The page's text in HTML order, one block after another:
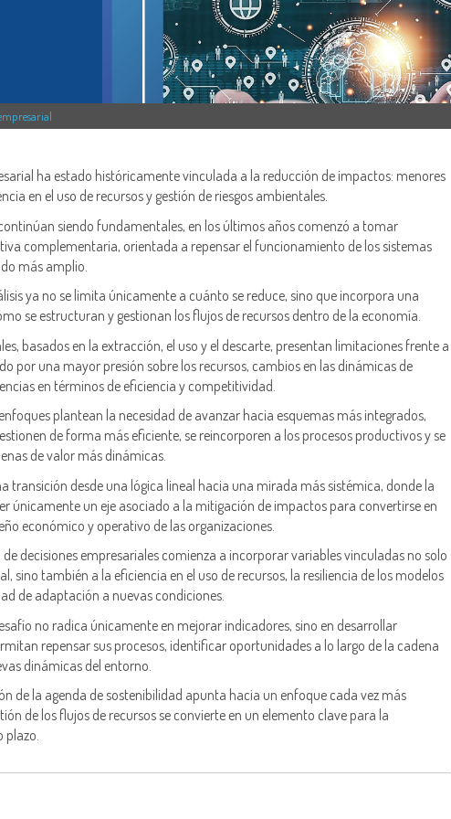
ha estado históricamente vinculada a la reducción de impactos: menores
en el uso de recursos y gestión de riesgos ambientales.
siendo fundamentales, en los últimos años comenzó a tomar
complementaria, orientada a repensar el funcionamiento de los sistemas
más amplio.
ya no se limita únicamente a cuánto se reduce, sino que incorpora una
se estructuran y gestionan los flujos de recursos dentro de la economía.
basados en la extracción, el uso y el descarte, presentan limitaciones frente a
por una mayor presión sobre los recursos, cambios en las dinámicas de
en términos de eficiencia y competitividad.
plantean la necesidad de avanzar hacia esquemas más integrados,
de forma más eficiente, se reincorporen a los procesos productivos y se
de valor más dinámicas.
transición desde una lógica lineal hacia una mirada más sistémica, donde la
únicamente un eje asociado a la mitigación de impactos para convertirse en
económico y operativo de las organizaciones.
decisiones empresariales comienza a incorporar variables vinculadas no solo
sino también a la eficiencia en el uso de recursos, la resiliencia de los modelos
de adaptación a nuevas condiciones.
no radica únicamente en mejorar indicadores, sino en desarrollar
repensar sus procesos, identificar oportunidades a lo largo de la cadena
dinámicas del entorno.
de la agenda de sostenibilidad apunta hacia un enfoque cada vez más
de los flujos de recursos se convierte en un elemento clave para la
plazo.